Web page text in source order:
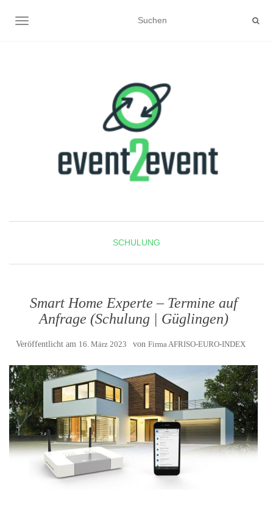
NAVIGATION UMSCHALTEN
SCHULUNG
Smart Home Experte – Termine auf
Anfrage (Schulung | Güglingen)
Veröffentlicht am 16. März 2023 von Firma AFRISO-EURO-INDEX